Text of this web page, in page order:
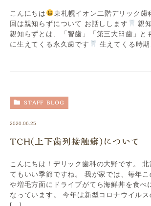
こんにちは
東札幌イオン二階デリック歯
回は親知らずについて お話しします
親
親知らずとは、「智歯」「第三大臼歯」と
に生えてくる永久歯です
生えてくる時
STAFF BLOG
2020.06.25
TCH(上下歯列接触癖)について
こんにちは！デリック歯科の大野です。
てもいい季節ですね。 我が家では、毎年
や増毛方面にドライブがてら海鮮丼を食べ
なっています。 今年は新型コロナウイル